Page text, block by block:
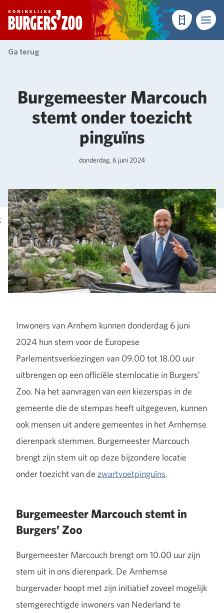
- Homepagina
TicketsMenu
Ga terug
;
Burgemeester Marcouch
stemt onder toezicht
pinguïns
donderdag, 6 juni 2024
Inwoners van Arnhem kunnen donderdag 6 juni
2024 hun stem voor de Europese
Parlementsverkiezingen van 09.00 tot 18.00 uur
uitbrengen op een officiële stemlocatie in Burgers’
Zoo. Na het aanvragen van een kiezerspas in de
gemeente die de stempas heeft uitgegeven, kunnen
ook mensen uit andere gemeentes in het Arnhemse
dierenpark stemmen. Burgemeester Marcouch
brengt zijn stem uit op deze bijzondere locatie
onder toezicht van de zwartvoetpinguïns.
Burgemeester Marcouch stemt in
Burgers’ Zoo
Burgemeester Marcouch brengt om 10.00 uur zijn
stem uit in ons dierenpark. De Arnhemse
burgervader hoopt met zijn initiatief zoveel mogelijk
stemgerechtigde inwoners van Nederland te